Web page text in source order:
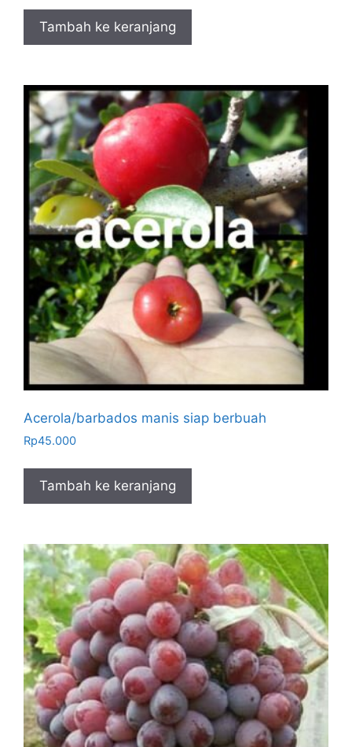
Tambah ke keranjang
Acerola/barbados manis siap berbuah
Rp45.000
Tambah ke keranjang